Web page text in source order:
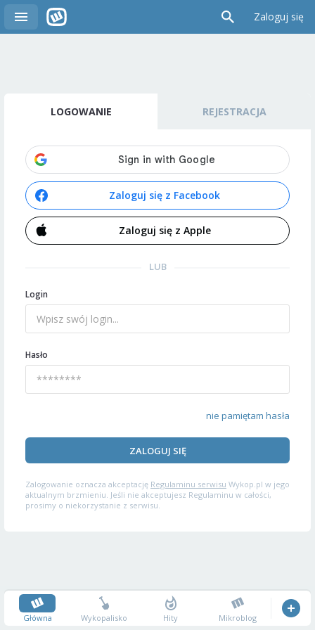
Zaloguj się
LOGOWANIE REJESTRACJA
Zaloguj się z Facebook
Zaloguj się z Apple
LUB
Login
Hasło
nie pamiętam hasła
ZALOGUJ SIĘ
Zalogowanie oznacza akceptację Regulaminu serwisu Wykop.pl w jego
aktualnym brzmieniu. Jeśli nie akceptujesz Regulaminu w całości,
prosimy o niekorzystanie z serwisu.
Główna Wykopalisko Hity Mikroblog